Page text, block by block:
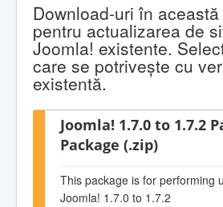
Download-uri în
pentru actualizarea de
Joomla! existente.
care se potriveşte cu
existentă.
Joomla! 1.7.0 to 1.7.2
Package (.zip)
This package is for performing
Joomla! 1.7.0 to 1.7.2